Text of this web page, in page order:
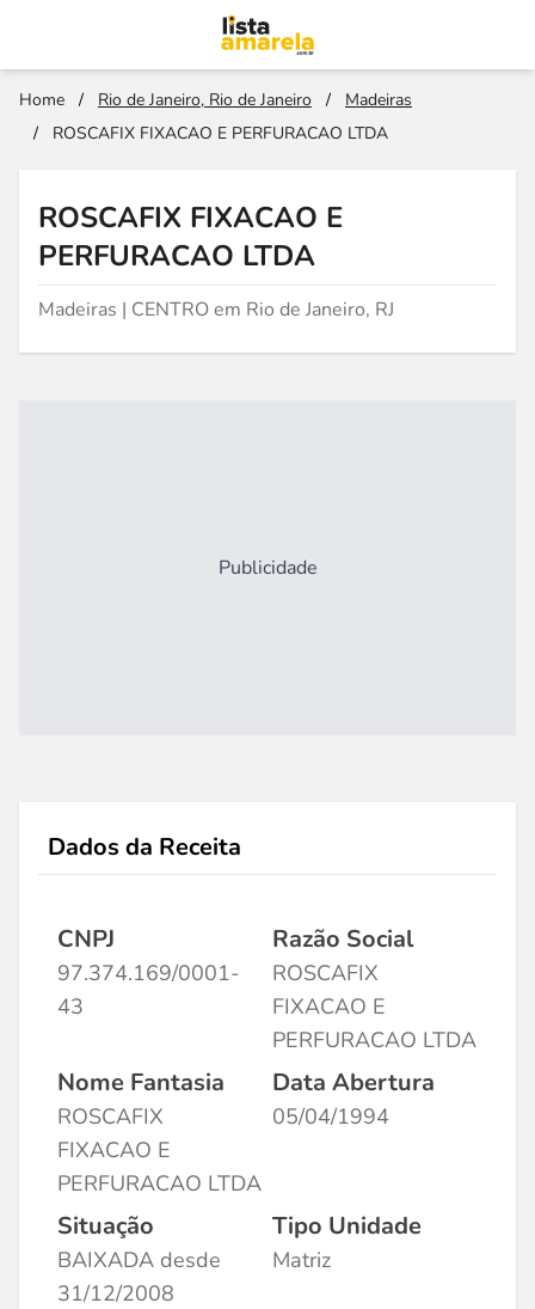
Home / Rio de Janeiro, Rio de Janeiro /
Madeiras
/
ROSCAFIX FIXACAO E PERFURACAO LTDA
ROSCAFIX FIXACAO E
PERFURACAO LTDA
Madeiras | CENTRO em Rio de Janeiro, RJ
Publicidade
Dados da Receita
CNPJ
97.374.169/0001-
43
Razão Social
ROSCAFIX
FIXACAO E
PERFURACAO LTDA
Nome Fantasia
ROSCAFIX
FIXACAO E
PERFURACAO LTDA
Data Abertura
05/04/1994
Situação
BAIXADA desde
31/12/2008
Tipo Unidade
Matriz